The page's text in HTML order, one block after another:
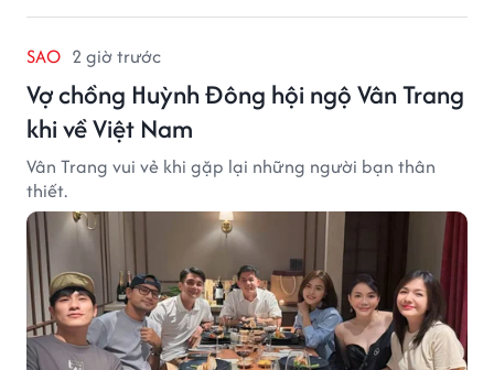
SAO 2 giờ trước
Vợ chồng Huỳnh Đông hội ngộ Vân Trang
khi về Việt Nam
Vân Trang vui vẻ khi gặp lại những người bạn thân
thiết.